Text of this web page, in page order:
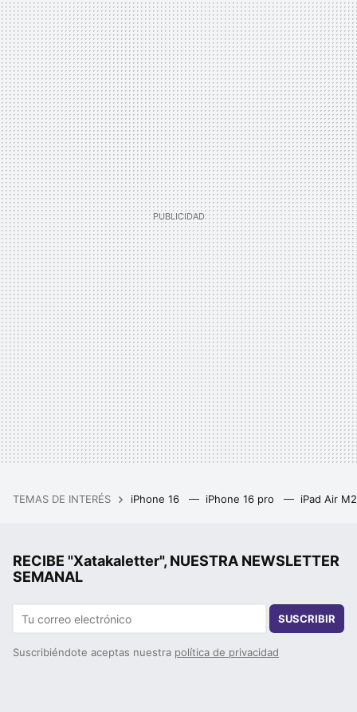
TEMAS DE INTERÉS iPhone 16 iPhone 16 pro iPad Air
RECIBE "Xatakaletter", NUESTRA NEWSLETTER
SEMANAL
SUSCRIBIR
Suscribiéndote aceptas nuestra política de privacidad